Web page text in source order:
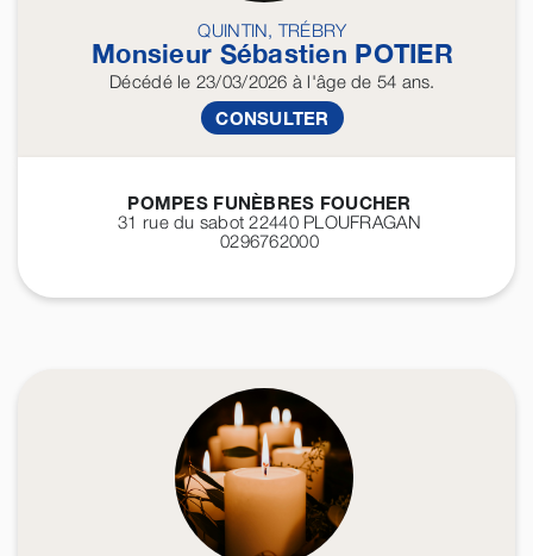
QUINTIN, TRÉBRY
Monsieur Sébastien POTIER
Décédéle 23/03/2026 à l'âge de 54 ans.
CONSULTER
POMPES FUNÈBRES FOUCHER
31 rue du sabot 22440 PLOUFRAGAN
0296762000